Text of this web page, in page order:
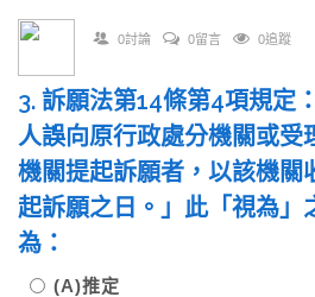
0討論 0留言 0追蹤
3. 訴願法第14條第4項規定
人誤向原行政處分機關或受
機關提起訴願者，以該機關
起訴願之日。」此「視為」
為：
(A)推定